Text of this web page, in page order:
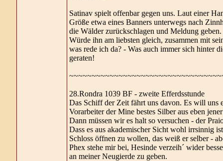
Satinav spielt offenbar gegen uns. Laut einer
Größe etwa eines Banners unterwegs nach
die Wälder zurückschlagen und Meldung
Würde ihn am liebsten gleich, zusammen mit
was rede ich da? - Was auch immer sich hinter
geraten!
28.Rondra 1039 BF - zweite Efferdsstunde
Das Schiff der Zeit fährt uns davon. Es will uns
Vorarbeiter der Mine bestes Silber aus eben
Dann müssen wir es halt so versuchen - der
Dass es aus akademischer Sicht wohl irrsinnig
Schloss öffnen zu wollen, das weiß er selber -
Phex stehe mir bei, Hesinde verzeih´ wider
an meiner Neugierde zu geben.